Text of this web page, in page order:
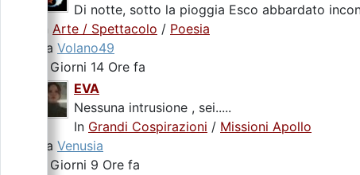
Di notte, sotto la pioggia Esco abbardato
Arte / Spettacolo / Poesia
da Volano49
3 Giorni 14 Ore fa
EVA
Nessuna intrusione , sei.....
In Grandi Cospirazioni / Missioni Apollo
da Venusia
5 Giorni 9 Ore fa